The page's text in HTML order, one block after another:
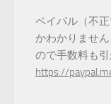
ペイパル（不
かわかりませ
ので手数料も引
https://